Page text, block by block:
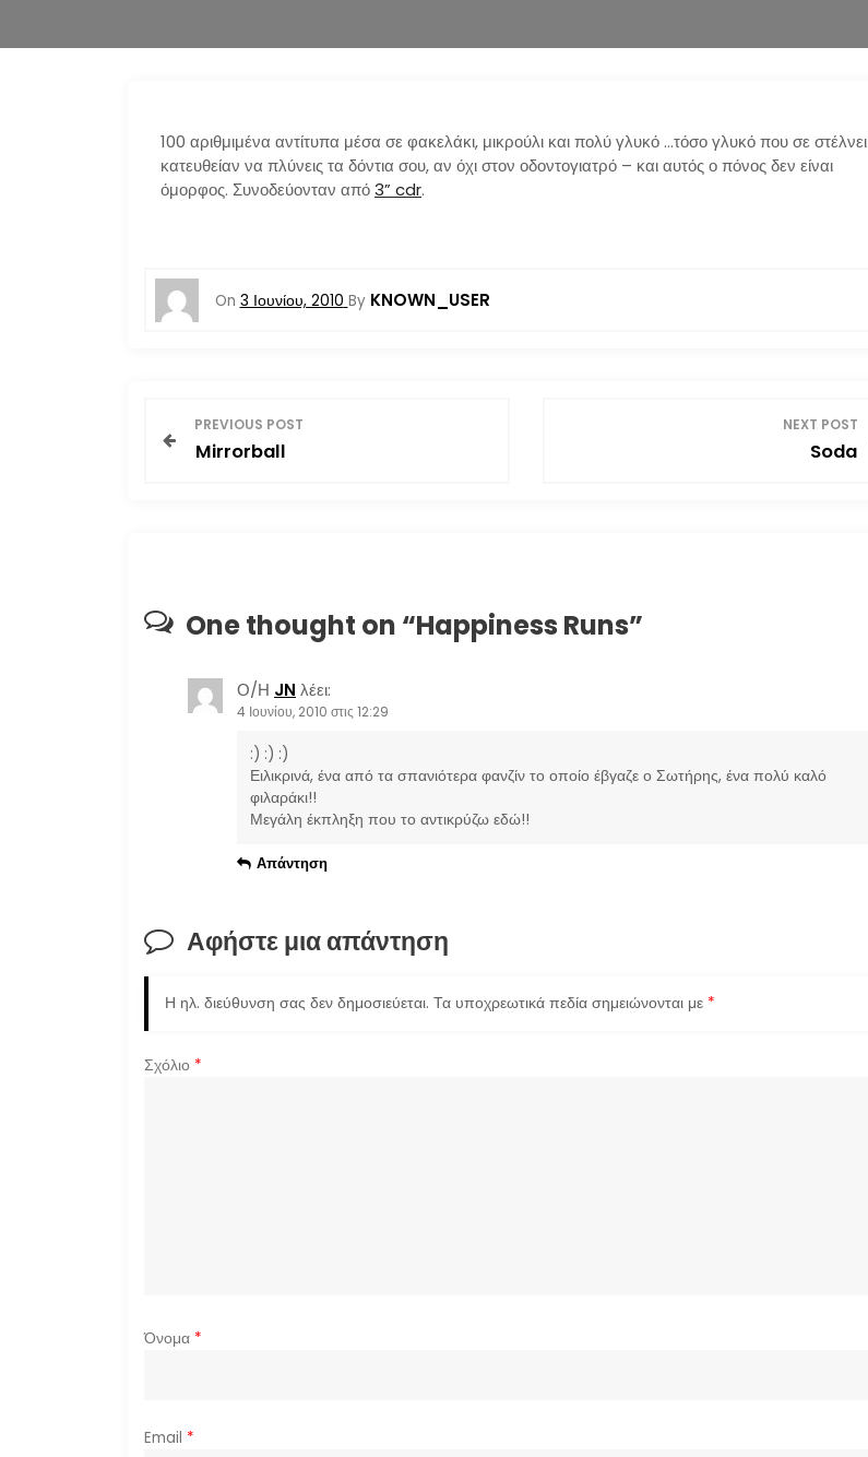
100 αριθμιμένα αντίτυπα μέσα σε φακελάκι, μικρούλι και πολύ γλυκό …τόσο γλυκό που σε στέλνει
κατευθείαν να πλύνεις τα δόντια σου, αν όχι στον οδοντογιατρό – και αυτός ο πόνος δεν είναι
όμορφος. Συνοδεύονταν από3” cdr.
On 3 Ιουνίου, 2010 By KNOWN_USER
γ
ρ
ω
ν
PREVIOUS POST
Mirrorball
NEXT POST
Soda
One thought on “Happiness Runs”
Ο/Η JN λέει:
4 Ιουνίου, 2010 στις 12:29
:) :) :)
Ειλικρινά, ένα από τα σπανιότερα φανζίν το οποίο έβγαζε ο Σωτήρης, ένα πολύ καλό
φιλαράκι!!
Μεγάλη έκπληξη που το αντικρύζω εδώ!!
Απάντηση
Αφήστε μια απάντηση
Η ηλ. διεύθυνση σας δεν δημοσιεύεται. Τα υποχρεωτικά πεδία σημειώνονται με *
Σχόλιο *
Όνομα *
Email *